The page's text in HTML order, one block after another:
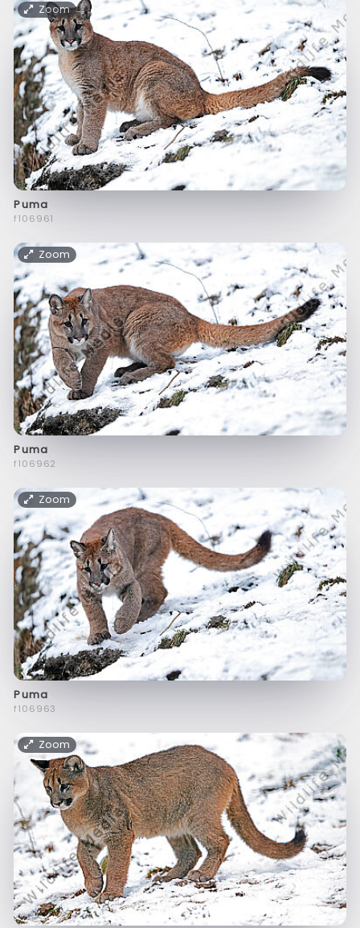
Zoom
Puma
f106961
Zoom
Puma
f106962
Zoom
Puma
f106963
Zoom